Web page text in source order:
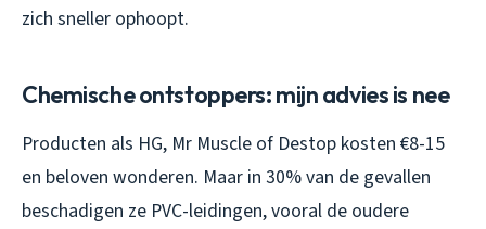
zich sneller ophoopt.
Chemische ontstoppers: mijn advies is nee
Producten als HG, Mr Muscle of Destop kosten €8-15
en beloven wonderen. Maar in 30% van de gevallen
beschadigen ze PVC-leidingen, vooral de oudere